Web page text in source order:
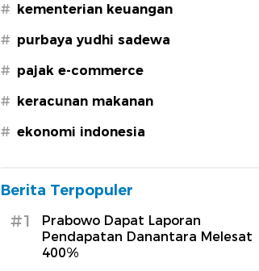
# kementerian keuangan
# purbaya yudhi sadewa
# pajak e-commerce
# keracunan makanan
# ekonomi indonesia
Berita Terpopuler
#1
Prabowo Dapat Laporan
Pendapatan Danantara Melesat
400%